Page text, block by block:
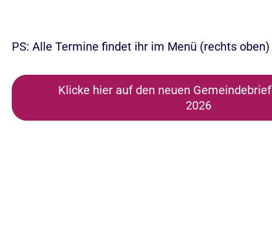
PS: Alle Termine findet ihr im Menü (rechts oben)
Klicke hier auf den neuen
2026